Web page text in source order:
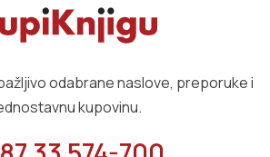
odabrane naslove, preporuke i
kupovinu.